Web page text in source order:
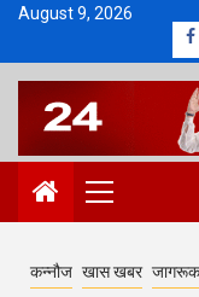
Skip
content
August 9, 2026
Primary
Menu
कन्नौज खास खबर